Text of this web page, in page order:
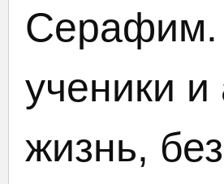
Серафим.
ученики
жизнь,